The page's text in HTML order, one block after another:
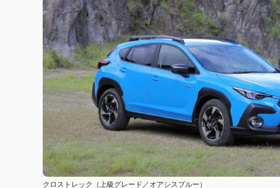
クロストレック（上級グレード／オアシスブルー）